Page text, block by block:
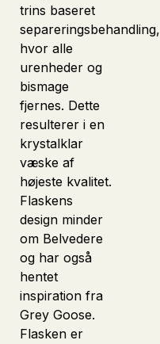
trins baseret
separeringsbehandling,
hvor alle
urenheder og
bismage
fjernes. Dette
resulterer i en
krystalklar
væske af
højeste kvalitet.
Flaskens
design minder
om Belvedere
og har også
hentet
inspiration fra
Grey Goose.
Flasken er